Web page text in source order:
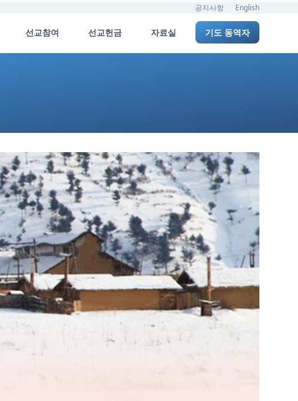
공지사항 English
선교참여 선교헌금 자료실 기도 동역자